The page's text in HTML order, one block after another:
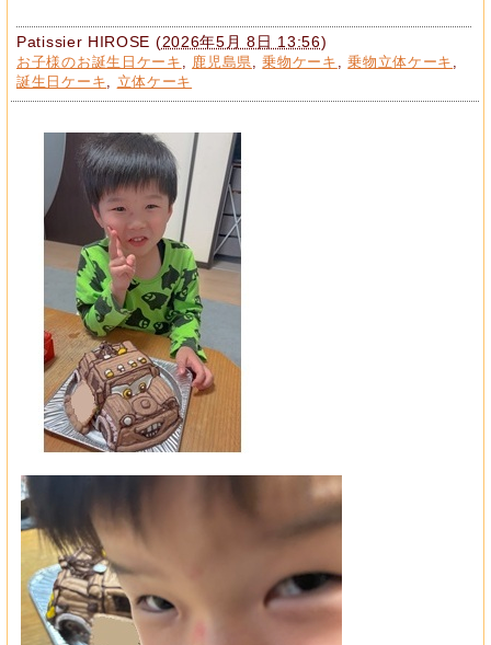
Patissier HIROSE (2026年5月 8日 13:56)
お子様のお誕生日ケーキ 鹿児島県 ,乗物ケーキ ,乗物立体ケーキ
誕生日ケーキ
立体ケーキ